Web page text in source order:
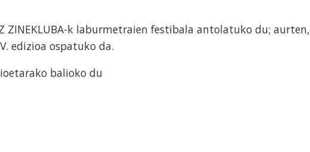
ZINEKLUBA-k laburmetraien festibala antolatuko du; aurten,
edizioa ospatuko da.
balioko du